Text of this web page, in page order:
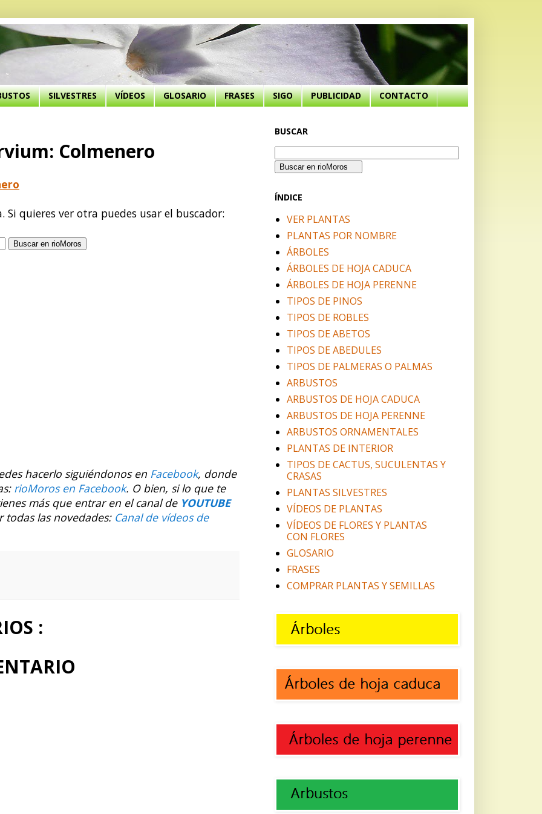
SILVESTRES VÍDEOS GLOSARIO FRASES SIGO PUBLICIDAD CONTACTO
Colmenero
quieres ver otra puedes usar el buscador:
hacerlo siguiéndonos en Facebook, donde
rioMoros en Facebook. O bien, si lo que te
más que entrar en el canal de YOUTUBE
todas las novedades: Canal de vídeos de
:
BUSCAR
ÍNDICE
VER PLANTAS
PLANTAS POR NOMBRE
ÁRBOLES
ÁRBOLES DE HOJA CADUCA
ÁRBOLES DE HOJA PERENNE
TIPOS DE PINOS
TIPOS DE ROBLES
TIPOS DE ABETOS
TIPOS DE ABEDULES
TIPOS DE PALMERAS O PALMAS
ARBUSTOS
ARBUSTOS DE HOJA CADUCA
ARBUSTOS DE HOJA PERENNE
ARBUSTOS ORNAMENTALES
PLANTAS DE INTERIOR
TIPOS DE CACTUS, SUCULENTAS Y
CRASAS
PLANTAS SILVESTRES
VÍDEOS DE PLANTAS
VÍDEOS DE FLORES Y PLANTAS
CON FLORES
GLOSARIO
FRASES
COMPRAR PLANTAS Y SEMILLAS